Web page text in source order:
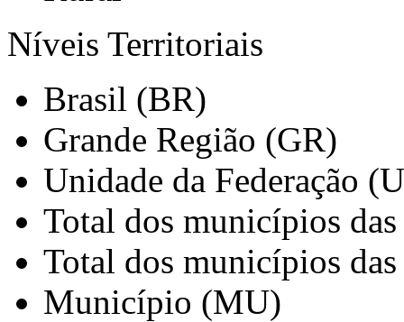
Níveis Territoriais
Brasil (BR)
Grande Região (GR)
Unidade da Federação
Total dos municípios
Total dos municípios
Município (MU)